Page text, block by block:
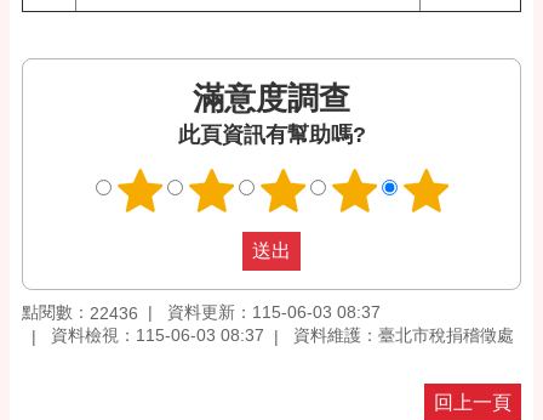
滿意度調查
此頁資訊有幫助嗎?
點閱數： 22436
資料更新：115-06-03 08:37
資料檢視：115-06-03 08:37
資料維護：臺北市稅捐稽徵處
回上一頁